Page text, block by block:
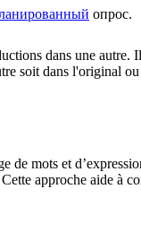
опрос.
dans une autre.
soit dans l'original
de mots et
approche aide à